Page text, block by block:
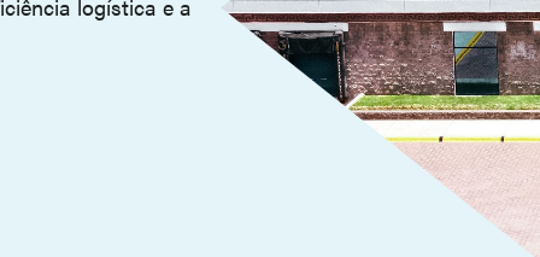
logística e a